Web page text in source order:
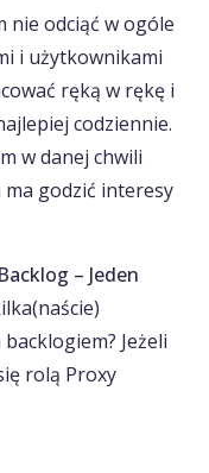
nie odciąć w ogóle
i użytkownikami
ręką w rękę i
codziennie.
w danej chwili
godzić interesy
– Jeden
Jeżeli
rolą Proxy